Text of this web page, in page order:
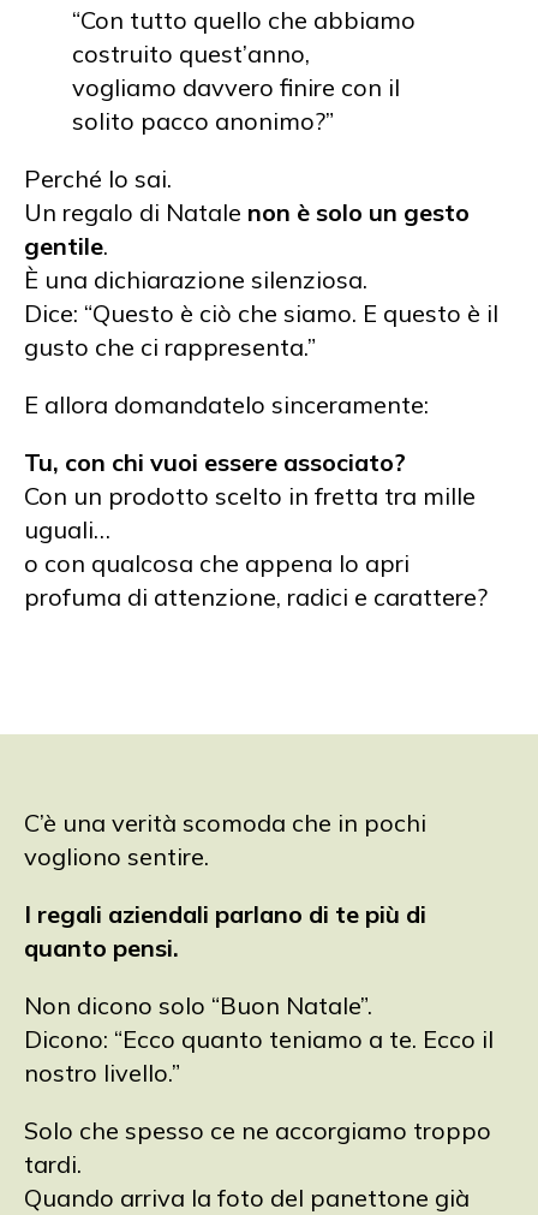
“Con tutto quello che abbiamo
costruito quest’anno,
vogliamo davvero finire con il
solito pacco anonimo?”
Perché lo sai.
Un regalo di Natale non è solo un gesto
gentile.
È una dichiarazione silenziosa.
Dice: “Questo è ciò che siamo. E questo è il
gusto che ci rappresenta.”
E allora domandatelo sinceramente:
Tu, con chi vuoi essere associato?
Con un prodotto scelto in fretta tra mille
uguali…
o con qualcosa che appena lo apri
profuma di attenzione, radici e carattere?
C’è una verità scomoda che in pochi
vogliono sentire.
I regali aziendali parlano di te più di
quanto pensi.
Non dicono solo “Buon Natale”.
Dicono: “Ecco quanto teniamo a te. Ecco il
nostro livello.”
Solo che spesso ce ne accorgiamo troppo
tardi.
Quando arriva la foto del panettone già